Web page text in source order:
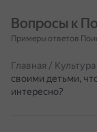
Вопросы к
Примеры ответов
Главная /
своими детьми,
интересно?